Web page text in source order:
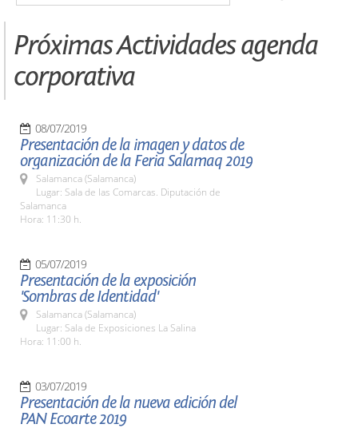
Próximas Actividades agenda
corporativa
08/07/2019
Presentación de la imagen y datos de
organización de la Feria Salamaq 2019
Salamanca (Salamanca)
Lugar: Sala de las Comarcas. Diputación de
Salamanca
Hora: 11:30 h.
05/07/2019
Presentación de la exposición
'Sombras de Identidad'
Salamanca (Salamanca)
Lugar: Sala de Exposiciones La Salina
Hora: 11:00 h.
03/07/2019
Presentación de la nueva edición del
PAN Ecoarte 2019